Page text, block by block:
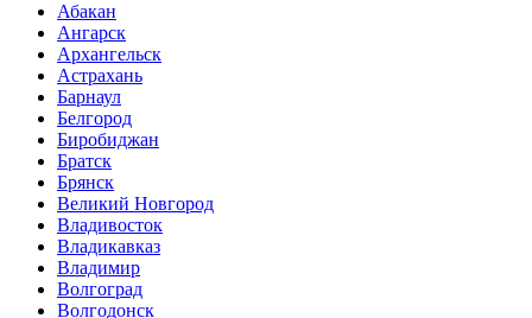
Абакан
Ангарск
Архангельск
Астрахань
Барнаул
Белгород
Биробиджан
Братск
Брянск
Великий Новгород
Владивосток
Владикавказ
Владимир
Волгоград
Волгодонск